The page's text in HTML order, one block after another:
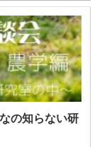
の知らない研